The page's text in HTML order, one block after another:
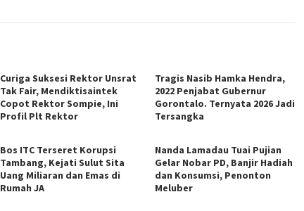
Curiga Suksesi Rektor Unsrat
Tak Fair, Mendiktisaintek
Copot Rektor Sompie, Ini
Profil Plt Rektor
Tragis Nasib Hamka Hendra,
2022 Penjabat Gubernur
Gorontalo. Ternyata 2026 Jadi
Tersangka
Bos ITC Terseret Korupsi
Tambang, Kejati Sulut Sita
Uang Miliaran dan Emas di
Rumah JA
Nanda Lamadau Tuai Pujian
Gelar Nobar PD, Banjir Hadiah
dan Konsumsi, Penonton
Meluber